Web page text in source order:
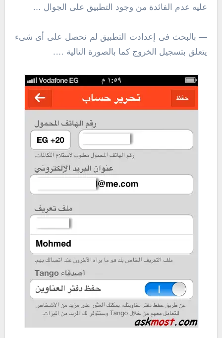
عليه عدم الفائدة من وجود التطبيق على الجوال …
— بالبحث فى إعدادت التطبيق لم نحصل على أى شىء
يتعلق بتسجيل الخروج كما بالصورة التالية ….